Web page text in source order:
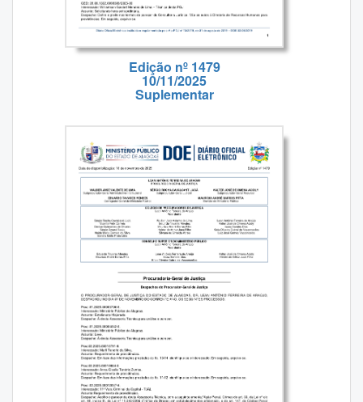
Edição nº 1479
10/11/2025
Suplementar